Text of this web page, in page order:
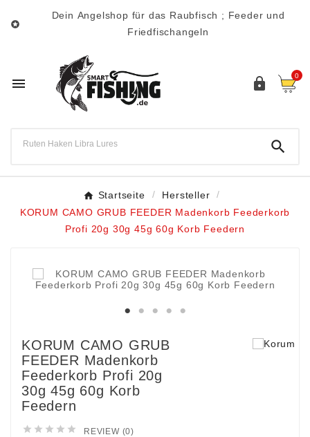

Dein Angelshop für das Raubfisch ; Feeder und
Friedfischangeln
  0

Startseite
Hersteller
KORUM CAMO GRUB FEEDER Madenkorb Feederkorb
Profi 20g 30g 45g 60g Korb Feedern
KORUM CAMO GRUB
FEEDER Madenkorb
Feederkorb Profi 20g
30g 45g 60g Korb
Feedern
     REVIEW (0)